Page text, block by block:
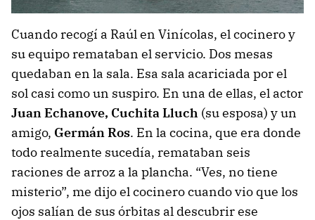
Cuando recogí a Raúl en Vinícolas, el cocinero y
su equipo remataban el servicio. Dos mesas
quedaban en la sala. Esa sala acariciada por el
sol casi como un suspiro. En una de ellas, el actor
Juan Echanove, Cuchita Lluch (su esposa) y un
amigo, Germán Ros. En la cocina, que era donde
todo realmente sucedía, remataban seis
raciones de arroz a la plancha. “Ves, no tiene
misterio”, me dijo el cocinero cuando vio que los
ojos salían de sus órbitas al descubrir ese